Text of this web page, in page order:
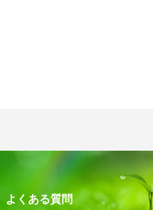
よくある質問